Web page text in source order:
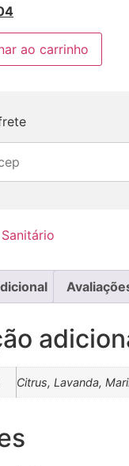
ao carrinho
Citrus, Lavanda,